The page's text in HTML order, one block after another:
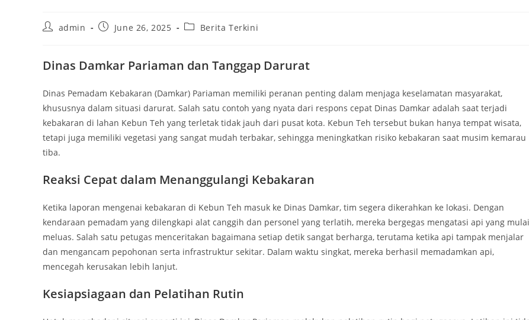
Postadmin
PostJune 26, 2025
PostBerita Terkini
Dinas Damkar Pariaman dan Tanggap Darurat
Dinas Pemadam Kebakaran (Damkar) Pariaman memiliki peranan penting dalam menjaga keselamatan masyarakat,
khususnya dalam situasi darurat. Salah satu contoh yang nyata dari respons cepat Dinas Damkar adalah saat terjadi
kebakaran di lahan Kebun Teh yang terletak tidak jauh dari pusat kota. Kebun Teh tersebut bukan hanya tempat wisata,
tetapi juga memiliki vegetasi yang sangat mudah terbakar, sehingga meningkatkan risiko kebakaran saat musim kemarau
tiba.
Reaksi Cepat dalam Menanggulangi Kebakaran
Ketika laporan mengenai kebakaran di Kebun Teh masuk ke Dinas Damkar, tim segera dikerahkan ke lokasi. Dengan
kendaraan pemadam yang dilengkapi alat canggih dan personel yang terlatih, mereka bergegas mengatasi api yang mulai
meluas. Salah satu petugas menceritakan bagaimana setiap detik sangat berharga, terutama ketika api tampak menjalar
dan mengancam pepohonan serta infrastruktur sekitar. Dalam waktu singkat, mereka berhasil memadamkan api,
mencegah kerusakan lebih lanjut.
Kesiapsiagaan dan Pelatihan Rutin